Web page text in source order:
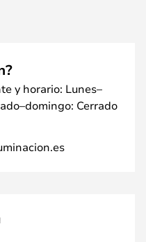
y horario: Lunes–
Cerrado